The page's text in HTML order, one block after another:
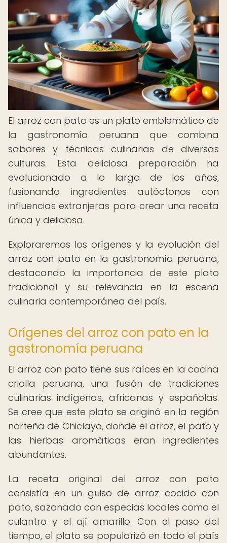
El arroz con pato es un plato emblemático de
la gastronomía peruana que combina
sabores y técnicas culinarias de diversas
culturas. Esta deliciosa preparación ha
evolucionado a lo largo de los años,
fusionando ingredientes autóctonos con
influencias extranjeras para crear una receta
única y deliciosa.
Exploraremos los orígenes y la evolución del
arroz con pato en la gastronomía peruana,
destacando la importancia de este plato
tradicional y su relevancia en la escena
culinaria contemporánea del país.
Orígenes del arroz con pato en la
gastronomía peruana
El arroz con pato tiene sus raíces en la cocina
criolla peruana, una fusión de tradiciones
culinarias indígenas, africanas y españolas.
Se cree que este plato se originó en la región
norteña de Chiclayo, donde el arroz, el pato y
las hierbas aromáticas eran ingredientes
abundantes.
La receta original del arroz con pato
consistía en un guiso de arroz cocido con
pato, sazonado con especias locales como el
culantro y el ají amarillo. Con el paso del
tiempo, el plato se popularizó en todo el país